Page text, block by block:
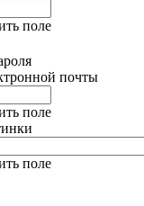
поле
почты
поле
поле